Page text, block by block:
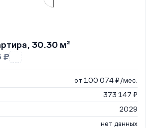
30.30 м²
₽
от 100 074 ₽/мес.
373 147 ₽
2029
нет данных